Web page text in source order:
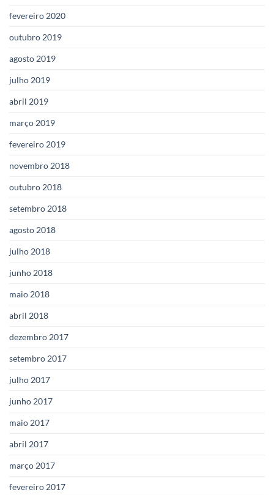
fevereiro 2020
outubro 2019
agosto 2019
julho 2019
abril 2019
março 2019
fevereiro 2019
novembro 2018
outubro 2018
setembro 2018
agosto 2018
julho 2018
junho 2018
maio 2018
abril 2018
dezembro 2017
setembro 2017
julho 2017
junho 2017
maio 2017
abril 2017
março 2017
fevereiro 2017